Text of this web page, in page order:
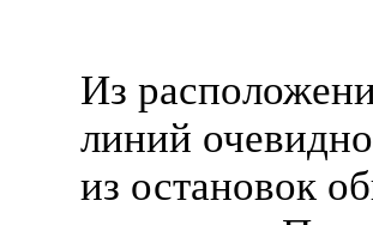
Из
линий
из остановок